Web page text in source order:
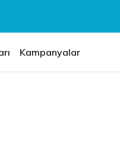
Kampanyalar